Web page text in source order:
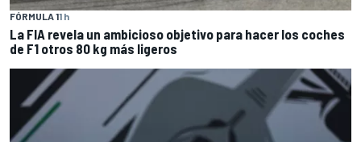
FÓRMULA 11 h
La FIA revela un ambicioso objetivo para hacer los coches
de F1 otros 80 kg más ligeros